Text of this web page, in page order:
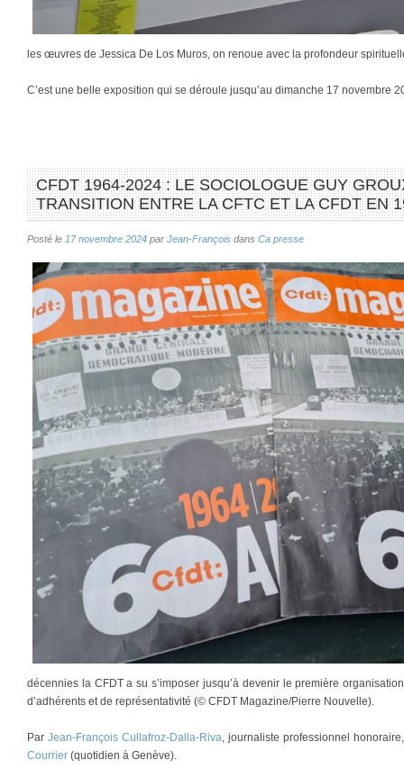
les œuvres de Jessica De Los Muros, on renoue avec la profondeur
C’est une belle exposition qui se déroule jusqu’au dimanche 17 novembre
CFDT 1964-2024 : LE SOCIOLOGUE GUY
TRANSITION ENTRE LA CFTC ET LA CFDT EN
Posté le 17 novembre 2024 par Jean-François dans Ca presse
décennies la CFDT a su s’imposer jusqu’à devenir le première
d’adhérents et de représentativité (© CFDT Magazine/Pierre Nouvelle).
Par Jean-François Cullafroz-Dalla-Riva, journaliste professionnel
Courrier (quotidien à Genève).